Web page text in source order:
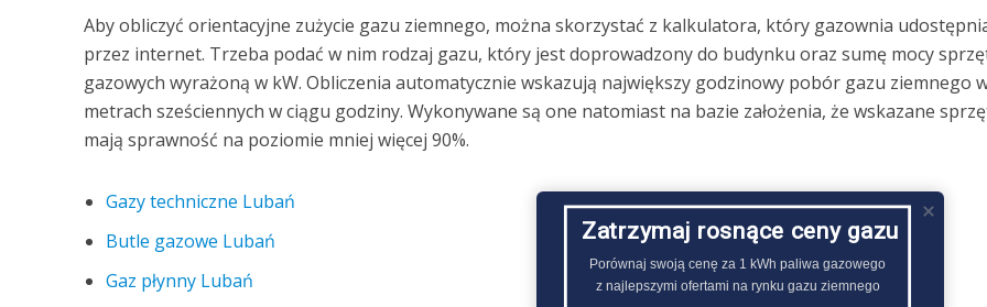
Aby obliczyć orientacyjne zużycie gazu ziemnego, można skorzystać z kalkulatora, który gazownia
przez internet. Trzeba podać w nim rodzaj gazu, który jest doprowadzony do budynku oraz sumę mocy
gazowych wyrażoną w kW. Obliczenia automatycznie wskazują największy godzinowy pobór gazu ziemnego
metrach sześciennych w ciągu godziny. Wykonywane są one natomiast na bazie założenia, że wskazane
mają sprawność na poziomie mniej więcej 90%.
Gazy techniczne Lubań
Butle gazowe Lubań
Gaz płynny Lubań
Zatrzymaj rosnące ceny gazu
Porównaj swoją cenę za 1 kWh paliwa gazowego
z najlepszymi ofertami na rynku gazu ziemnego